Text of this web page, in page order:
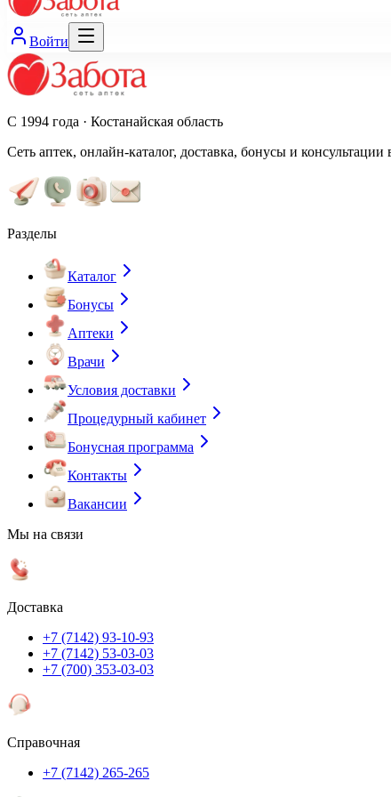
Войти
С 1994 года · Костанайская область
Сеть аптек, онлайн-каталог, доставка, бонусы и
Разделы
Каталог
Бонусы
Аптеки
Врачи
Условия доставки
Процедурный кабинет
Бонусная программа
Контакты
Вакансии
Мы на связи
Доставка
+7 (7142) 93-10-93
+7 (7142) 53-03-03
+7 (700) 353-03-03
Справочная
+7 (7142) 265-265